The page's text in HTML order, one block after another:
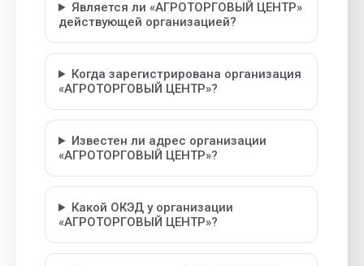
Является ли «АГРОТОРГОВЫЙ ЦЕНТР»
действующей организацией?
Когда зарегистрирована организация
«АГРОТОРГОВЫЙ ЦЕНТР»?
Известен ли адрес организации
«АГРОТОРГОВЫЙ ЦЕНТР»?
Какой ОКЭД у организации
«АГРОТОРГОВЫЙ ЦЕНТР»?